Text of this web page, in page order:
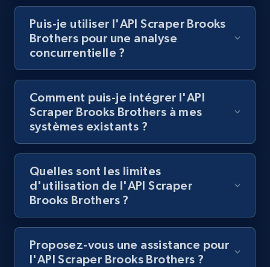
992+ 165+ Essai gratuit
Lazada - Products - Discover products by
keyword
URL, Title, Rating, Reviews, Initial price, Final
price, Currency, Stock, and more.
Lazada - Products - Discover products by
URL, Title, Rating, Reviews, Initial price, Final
price, Currency, Stock, and more.
Puis-je utiliser l'API Scraper Brooks
Brothers pour une analyse
concurrentielle ?
Comment puis-je intégrer l'API
Scraper Brooks Brothers à mes
systèmes existants ?
Quelles sont les limites
d'utilisation de l'API Scraper
Brooks Brothers ?
Proposez-vous une assistance pour
l'API Scraper Brooks Brothers ?